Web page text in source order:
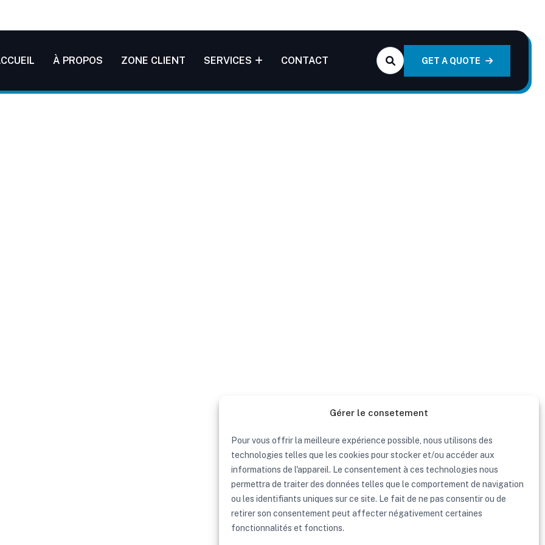
Gérer le consetement
Pour vous offrir la meilleure expérience possible, nous utilisons des
technologies telles que les cookies pour stocker et/ou accéder aux
informations de l'appareil. Le consentement à ces technologies nous
permettra de traiter des données telles que le comportement de navigation
ou les identifiants uniques sur ce site. Le fait de ne pas consentir ou de
retirer son consentement peut affecter négativement certaines
fonctionnalités et fonctions.
À PROPOS ZONE CLIENT SERVICES CONTACT GET A QUOTE